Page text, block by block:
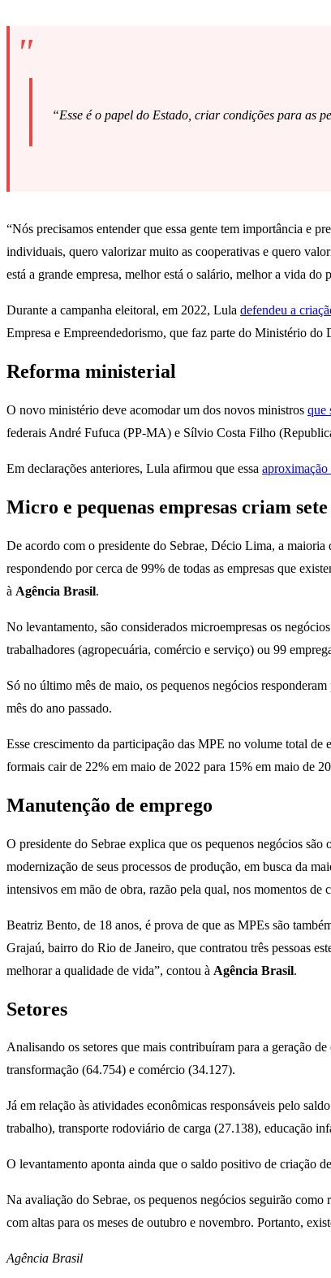
“Esse é o papel do Estado, criar condições para as
“Nós precisamos entender que essa gente tem importância e
individuais, quero valorizar muito as cooperativas e quero
está a grande empresa, melhor está o salário, melhor a vida
Durante a campanha eleitoral, em 2022, Lula defendeu a
Empresa e Empreendedorismo, que faz parte do Ministério
Reforma ministerial
O novo ministério deve acomodar um dos novos ministros que
federais André Fufuca (PP-MA) e Sílvio Costa Filho
Em declarações anteriores, Lula afirmou que essa aproximação
Micro e pequenas empresas criam
De acordo com o presidente do Sebrae, Décio Lima, a
respondendo por cerca de 99% de todas as empresas que
à Agência Brasil.
No levantamento, são considerados microempresas os
trabalhadores (agropecuária, comércio e serviço) ou 99
Só no último mês de maio, os pequenos negócios
mês do ano passado.
Esse crescimento da participação das MPE no volume total
formais cair de 22% em maio de 2022 para 15% em maio de
Manutenção de emprego
O presidente do Sebrae explica que os pequenos negócios são
modernização de seus processos de produção, em busca da
intensivos em mão de obra, razão pela qual, nos momentos de
Beatriz Bento, de 18 anos, é prova de que as MPEs são
Grajaú, bairro do Rio de Janeiro, que contratou três pessoas
melhorar a qualidade de vida”, contou à Agência Brasil.
Setores
Analisando os setores que mais contribuíram para a geração
transformação (64.754) e comércio (34.127).
Já em relação às atividades econômicas responsáveis pelo
trabalho), transporte rodoviário de carga (27.138), educação
O levantamento aponta ainda que o saldo positivo de criação
Na avaliação do Sebrae, os pequenos negócios seguirão
com altas para os meses de outubro e novembro. Portanto,
Agência Brasil